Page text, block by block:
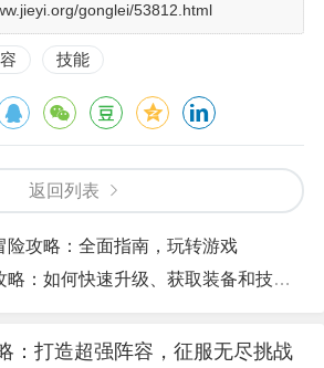
gonglei/53812.html
技能
返回列表
险攻略：全面指南，玩转游戏
：如何快速升级、获取装备和技能提升？
：打造超强阵容，征服无尽挑战